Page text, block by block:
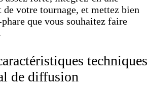
votre tournage, et mettez bien
que vous souhaitez faire
techniques
de diffusion